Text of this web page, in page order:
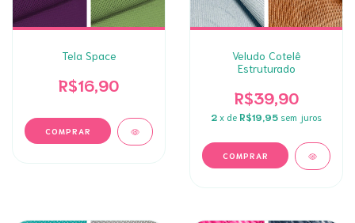
Tela Space
R$16,90
COMPRAR
Veludo Cotelê
Estruturado
R$39,90
2 x de R$19,95 sem juros
COMPRAR